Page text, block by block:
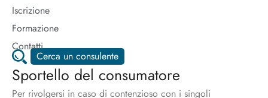
Iscrizione
Formazione
Contatti
Cerca un consulente
Sportello del consumatore
Per rivolgersi in caso di contenzioso con i singoli